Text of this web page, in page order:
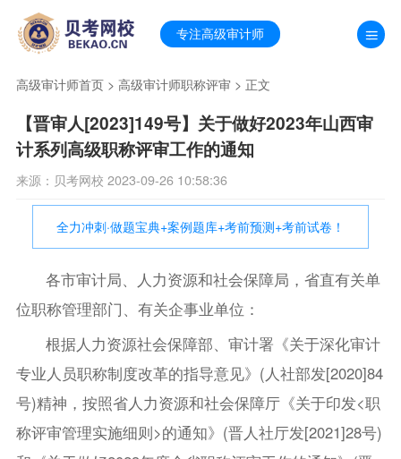
专注高级审计师
高级审计师首页> 高级审计师职称评审 > 正文
【晋审人[2023]149号】关于做好2023年山西审
计系列高级职称评审工作的通知
来源：贝考网校 2023-09-26 10:58:36
全力冲刺·做题宝典+案例题库+考前预测+考前试卷！
各市审计局、人力资源和社会保障局，省直有关单
位职称管理部门、有关企事业单位：
根据人力资源社会保障部、审计署《关于深化审计
专业人员职称制度改革的指导意见》(人社部发[2020]84
号)精神，按照省人力资源和社会保障厅《关于印发<职
称评审管理实施细则>的通知》(晋人社厅发[2021]28号)